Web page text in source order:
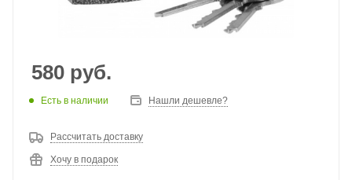
580 руб.
Есть в наличии Нашли дешевле?
Рассчитать доставку
Хочу в подарок